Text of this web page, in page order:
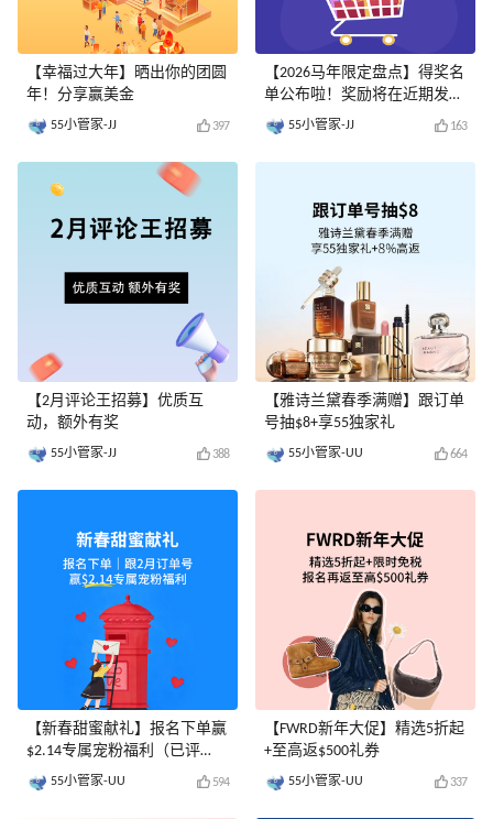
【幸福过大年】晒出你的团圆
年！分享赢美金
55小管家-JJ 397
【2月评论王招募】优质互
动，额外有奖
55小管家-JJ 388
【新春甜蜜献礼】报名下单赢
$2.14专属宠粉福利（已评
奖）55小管家-UU 594
【2026马年限定盘点】得奖名
单公布啦！奖励将在近期发
放......55小管家-JJ 163
【雅诗兰黛春季满赠】跟订单
号抽$8+享55独家礼
55小管家-UU 664
【FWRD新年大促】精选5折起
+至高返$500礼券
55小管家-UU 337